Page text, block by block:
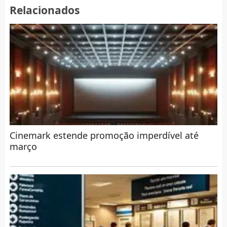
Relacionados
Cinemark estende promoção imperdível até
março